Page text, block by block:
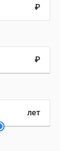
₽
₽
лет